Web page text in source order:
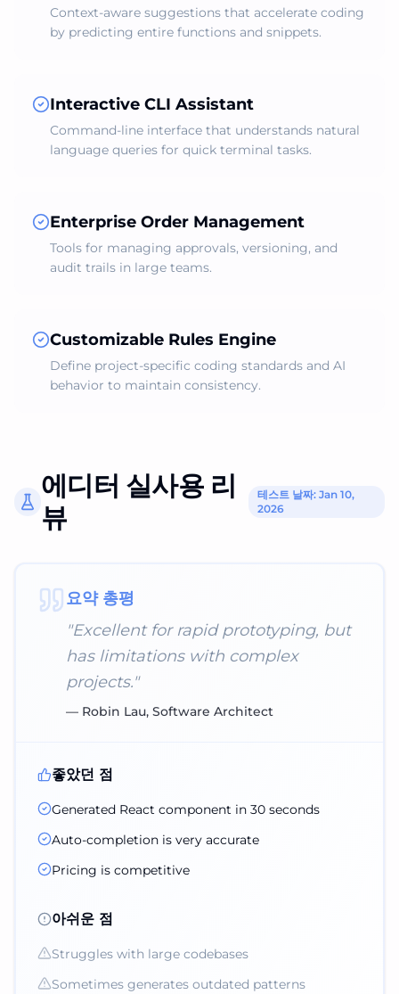
Context‑aware suggestions that accelerate coding
by predicting entire functions and snippets.
Interactive CLI Assistant
Command‑line interface that understands natural
language queries for quick terminal tasks.
Enterprise Order Management
Tools for managing approvals, versioning, and
audit trails in large teams.
Customizable Rules Engine
Define project‑specific coding standards and AI
behavior to maintain consistency.
에디터 실사용 리
뷰
테스트 날짜: Jan 10,
2026
요약 총평
"Excellent for rapid prototyping, but
has limitations with complex
projects."
— Robin Lau, Software Architect
좋았던 점
Generated React component in 30 seconds
Auto-completion is very accurate
Pricing is competitive
아쉬운 점
Struggles with large codebases
Sometimes generates outdated patterns